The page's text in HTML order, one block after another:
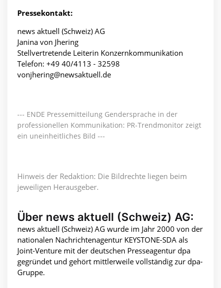
Pressekontakt:
news aktuell (Schweiz) AG
Janina von Jhering
Stellvertretende Leiterin Konzernkommunikation
Telefon: +49 40/4113 - 32598
vonjhering@newsaktuell.de
--- ENDE Pressemitteilung Gendersprache in der
professionellen Kommunikation: PR-Trendmonitor zeigt
ein uneinheitliches Bild ---
Hinweis der Redaktion: Die Bildrechte liegen beim
jeweiligen Herausgeber.
Über news aktuell (Schweiz) AG:
news aktuell (Schweiz) AG wurde im Jahr 2000 von der
nationalen Nachrichtenagentur KEYSTONE-SDA als
Joint-Venture mit der deutschen Presseagentur dpa
gegründet und gehört mittlerweile vollständig zur dpa-
Gruppe.